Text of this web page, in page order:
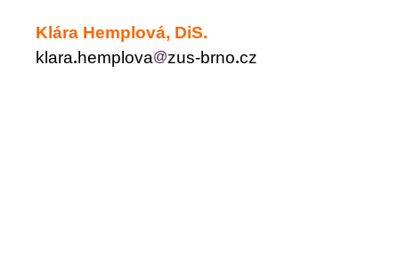
Klára Hemplová, DiS.
klara hemplova zus-brno cz